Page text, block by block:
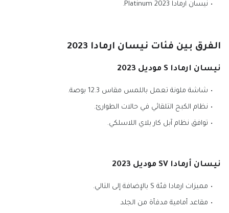
نيسان ارمادا Platinum 2023.
الفرق بين فئات نيسان ارمادا 2023
نيسان ارمادا S موديل 2023
شاشة ملونة تعمل باللمس مقاس 12.3 بوصة.
نظام الكبح التلقائي في حالات الطوارئ.
توافق نظام آبل كار بلاي اللاسلكي.
نيسان أرمادا SV موديل 2023
مميزات ارمادا فئة S بالإضافة إلى التالي.
مقاعد أمامية مدفأة من الجلد